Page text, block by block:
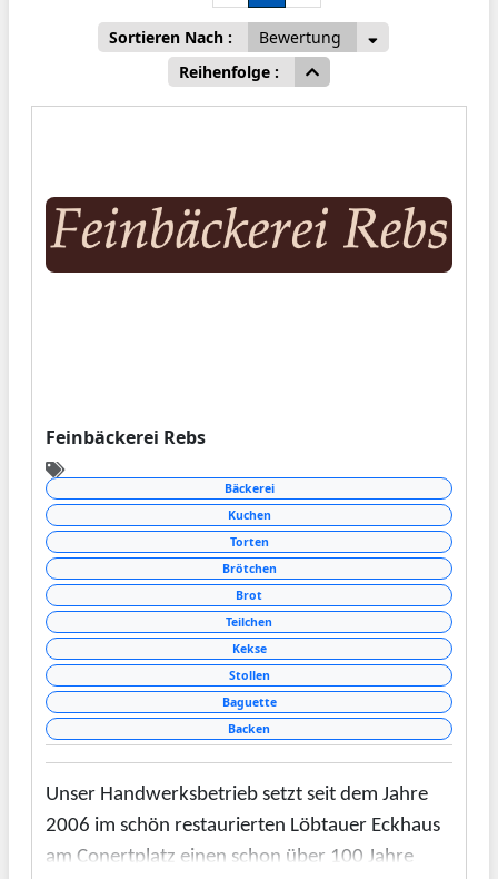
Sortieren Nach :
Bewertung
Reihenfolge :
Feinbäckerei Rebs
Bäckerei
Kuchen
Torten
Brötchen
Brot
Teilchen
Kekse
Stollen
Baguette
Backen
Unser Handwerksbetrieb setzt seit dem Jahre
2006 im schön restaurierten Löbtauer Eckhaus
am Conertplatz einen schon über 100 Jahre